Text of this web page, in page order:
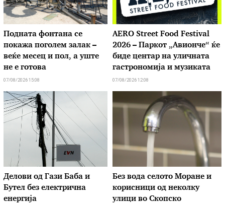
Подната фонтана се
покажа поголем залак –
веќе месец и пол, а уште
не е готова
07/08/2026 15:08
AERO Street Food Festival
2026 – Паркот „Авионче“ ќе
биде центар на уличната
гастрономија и музиката
07/08/2026 12:08
Делови од Гази Баба и
Бутел без електрична
енергија
Без вода селото Моране и
корисници од неколку
улици во Скопско